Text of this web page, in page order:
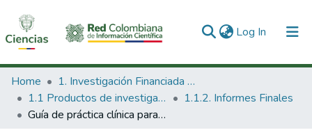
Log In (current)
Communities & Collections
All of DSpace
Home
1. Investigación Financiada con Recursos Públicos
1.1 Productos de investigación
1.1.2. Informes Finales
Guía de práctica clínica para la detección temprana y diagnóstico del episodio depresivo y trastorno depresivo recurrente en adultos : atención integral de los adultos con diagnóstico de episodio depresivo o trastorno depresivo recurrente.